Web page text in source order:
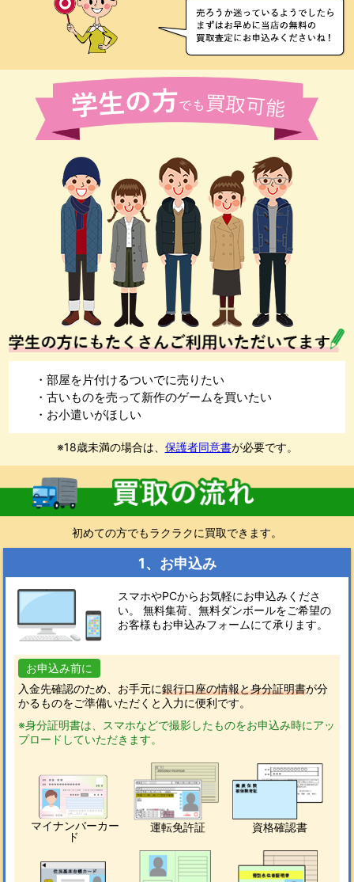
・部屋を片付けるついでに売りたい
・古いものを売って新作のゲームを買いたい
・お小遣いがほしい
※18歳未満の場合は、 保護者同意書が必要です。
初めての方でもラクラクに買取できます。
1、お申込み
スマホやPCからお気軽にお申込みくださ
い。 無料集荷、無料ダンボールをご希望の
お客様もお申込みフォームにて承ります。
お申込み前に
入金先確認のため、お手元に銀行口座の情報と身分証明書が分
かるものをご準備いただくと入力に便利です。
※身分証明書は、スマホなどで撮影したものをお申込み時にアッ
プロードしていただきます。
マイナンバーカー
ド
運転免許証 資格確認書